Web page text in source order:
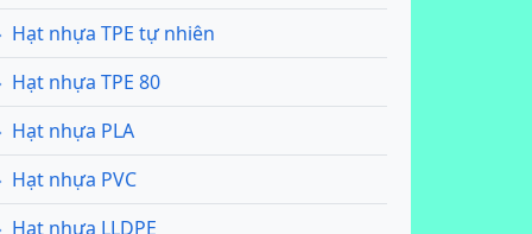
Hạt nhựa TPE tự nhiên
Hạt nhựa TPE 80
Hạt nhựa PLA
Hạt nhựa PVC
Hạt nhựa LLDPE